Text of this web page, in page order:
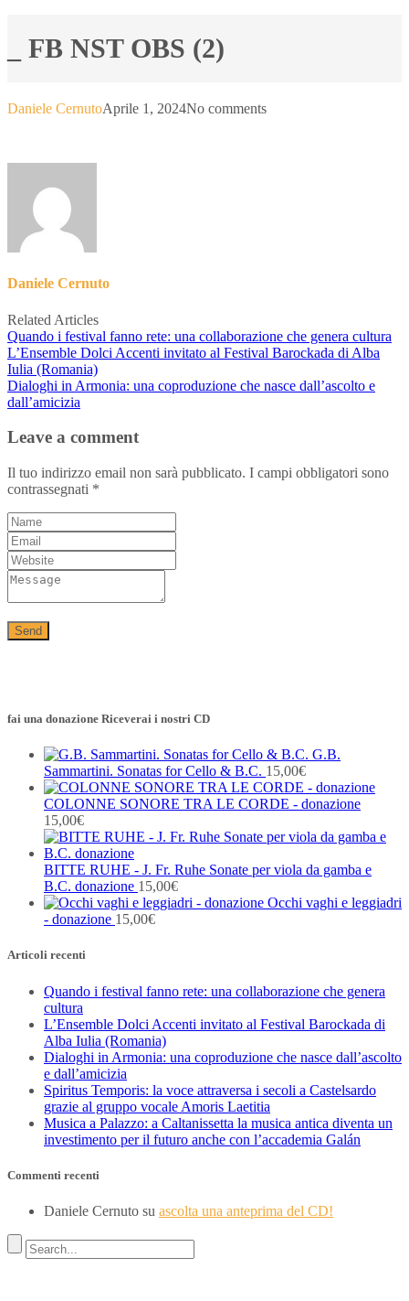
_ FB NST OBS (2)
Daniele CernutoAprile 1, 2024No comments
Daniele Cernuto
Related Articles
Quando i festival fanno rete: una collaborazione che genera cultura
L’Ensemble Dolci Accenti invitato al Festival Barockada di Alba
Iulia (Romania)
Dialoghi in Armonia: una coproduzione che nasce dall’ascolto e
dall’amicizia
Leave a comment
Il tuo indirizzo email non sarà pubblicato. I campi obbligatori sono
contrassegnati *
fai una donazione Riceverai i nostri CD
G.B.
Sammartini. Sonatas for Cello & B.C. 15,00€
COLONNE SONORE TRA LE CORDE - donazione
15,00€
BITTE RUHE - J. Fr. Ruhe Sonate per viola da gamba e
B.C. donazione 15,00€
Occhi vaghi e leggiadri
- donazione 15,00€
Articoli recenti
Quando i festival fanno rete: una collaborazione che genera
cultura
L’Ensemble Dolci Accenti invitato al Festival Barockada di
Alba Iulia (Romania)
Dialoghi in Armonia: una coproduzione che nasce dall’ascolto
e dall’amicizia
Spiritus Temporis: la voce attraversa i secoli a Castelsardo
grazie al gruppo vocale Amoris Laetitia
Musica a Palazzo: a Caltanissetta la musica antica diventa un
investimento per il futuro anche con l’accademia Galán
Commenti recenti
Daniele Cernuto su ascolta una anteprima del CD!